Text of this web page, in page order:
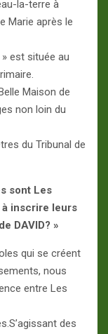
la-terre à
Marie après le
est située au
Maison de
non loin du
du Tribunal de
sont Les
inscrire leurs
DAVID? »
qui se créent
nous
entre Les
des